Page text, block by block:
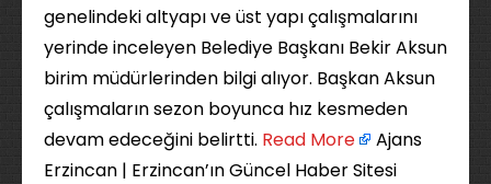
genelindeki altyapı ve üst yapı çalışmalarını
yerinde inceleyen Belediye Başkanı Bekir Aksun
birim müdürlerinden bilgi alıyor. Başkan Aksun
çalışmaların sezon boyunca hız kesmeden
devam edeceğini belirtti. ​ Read More
Ajans
Erzincan | Erzincan’ın Güncel Haber Sitesi